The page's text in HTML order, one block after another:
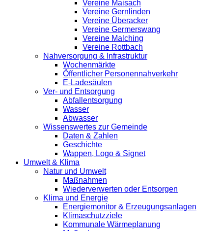
Vereine Maisach
Vereine Gernlinden
Vereine Überacker
Vereine Germerswang
Vereine Malching
Vereine Rottbach
Nahversorgung & Infrastruktur
Wochenmärkte
Öffentlicher Personennahverkehr
E-Ladesäulen
Ver- und Entsorgung
Abfallentsorgung
Wasser
Abwasser
Wissenswertes zur Gemeinde
Daten & Zahlen
Geschichte
Wappen, Logo & Signet
Umwelt & Klima
Natur und Umwelt
Maßnahmen
Wiederverwerten oder Entsorgen
Klima und Energie
Energiemonitor & Erzeugungsanlagen
Klimaschutzziele
Kommunale Wärmeplanung